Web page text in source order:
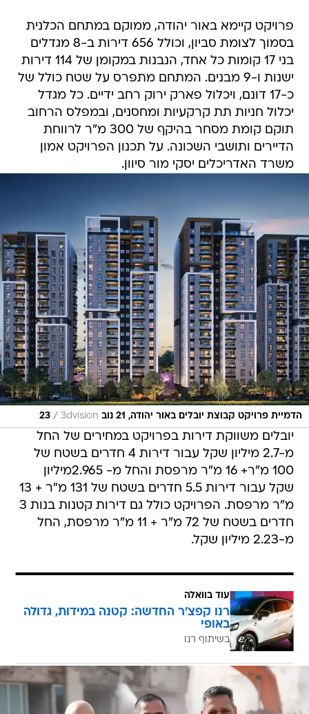
פרויקט קיימא באור יהודה, ממוקם במתחם הכלנית
בסמוך לצומת סביון, וכולל 656 דירות ב-8 מגדלים
בני 17 קומות כל אחד, הנבנות במקומן של 114 דירות
ישנות ו-9 מבנים. המתחם מתפרס על שטח כולל של
כ-17 דונם, ויכלול פארק ירוק רחב ידיים. כל מגדל
יכלול חניות תת קרקעיות ומחסנים, ובמפלס הרחוב
תוקם קומת מסחר בהיקף של 300 מ"ר לרווחת
הדיירים ותושבי השכונה. על תכנון הפרויקט אמון
משרד האדריכלים יסקי מור סיוון.
הדמיית פרויקט קבוצת יובלים באור יהודה, 21 נוב 23 / 3dvision
יובלים משווקת דירות בפרויקט במחירים של החל
מ-2.7 מיליון שקל עבור דירות 4 חדרים בשטח של
100 מ"ר+ 16 מ"ר מרפסת והחל מ- 2.965מיליון
שקל עבור דירות 5.5 חדרים בשטח של 131 מ"ר + 13
מ"ר מרפסת. הפרויקט כולל גם דירות קטנות בנות 3
חדרים בשטח של 72 מ"ר + 11 מ"ר מרפסת, החל
מ-2.23 מיליון שקל.
עוד בוואלה
רנו קפצ'ר החדשה: קטנה במידות, גדולה
באופי
בשיתוף רנו